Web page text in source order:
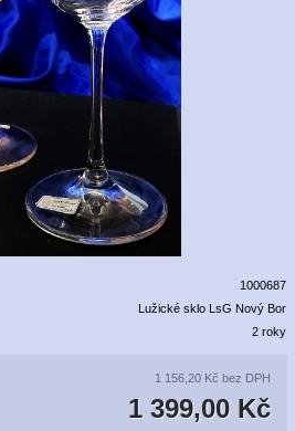
1000687
Lužické sklo LsG Nový Bor
2 roky
1 156,20 Kč bez DPH
1 399,00 Kč